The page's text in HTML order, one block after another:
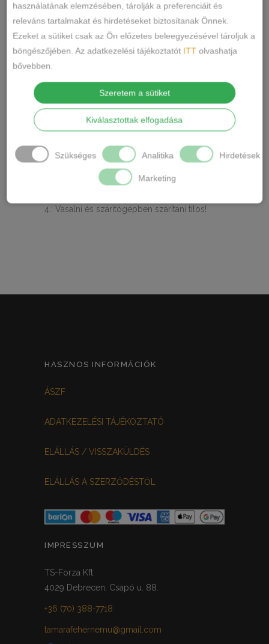
D,E kosárra ajánlott.
Anyagösszetétel : 80%poliamid
20%elasztán
Minőség: II. osztály
Származási hely: EU
Kezelési útmutató:
1.: Minden használat után nyomkodva,
tiszta vízben kiöblíteni!
2.: Dörzsölni és csavarni tilos!
3.: 30°C-on mosható, szintetikus
4.: Vasalni és szárítógépben szárítani tilos!
HASZNOS INFORMÁCIÓK
ÁSZF
ADATKEZELÉSI TÁJÉKOZTATÓ
ELÁLLÁS / VISSZAKÜLDÉS
ELÁLLÁS A SZERZŐDÉSTŐL
IMPRESSZUM
TS-Forza Kft
4029 Debrecen, Csapó u. 88.
+36 (70) 388-7718
tamarafehernemu@gmail.com
használatának elemzésében, tárolják a preferenciáit és
releváns tartalmakat és hirdetéseket biztosítanak Önnek.
Ezeket a sütiket csak az Ön előzetes beleegyezésével tároljuk a
böngészőjében. Az adatkezelési tájékoztatót ITT olvashatja
bővebben.
Szeretem a sütiket
Kiválasztottak elfogadása
Szükséges Analitika Hirdetések
Marketing